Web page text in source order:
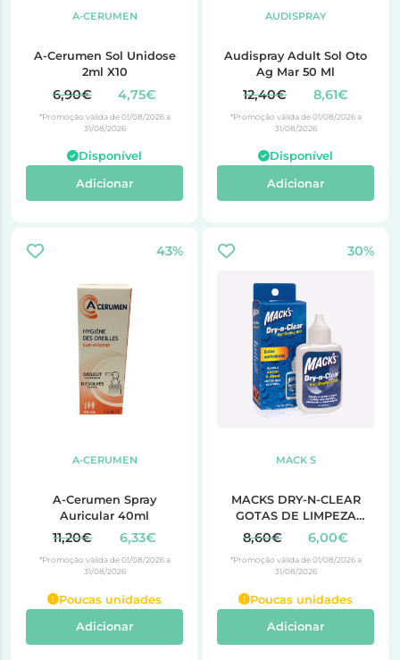
A-CERUMEN
A-Cerumen Sol Unidose
2ml X10
6,90€ 4,75€
*Promoção válida de 01/08/2026 a
31/08/2026
Disponível
Adicionar
AUDISPRAY
Audispray Adult Sol Oto
Ag Mar 50 Ml
12,40€ 8,61€
*Promoção válida de 01/08/2026 a
31/08/2026
Disponível
Adicionar
43%
A-CERUMEN
A-Cerumen Spray
Auricular 40ml
11,20€ 6,33€
*Promoção válida de 01/08/2026 a
31/08/2026
Poucas unidades
Adicionar
30%
MACK S
MACKS DRY-N-CLEAR
GOTAS DE LIMPEZA
AURICULAR
8,60€ 6,00€
*Promoção válida de 01/08/2026 a
31/08/2026
Poucas unidades
Adicionar